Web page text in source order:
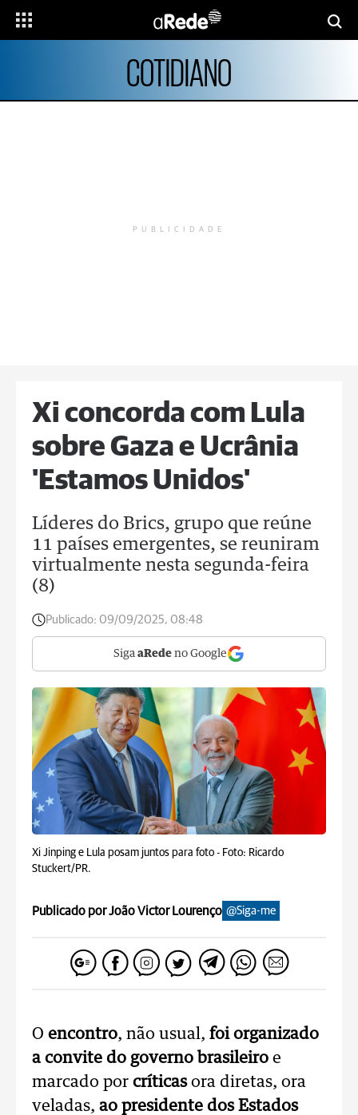
COTIDIANO
PUBLICIDADE
Xi concorda com Lula
sobre Gaza e Ucrânia
'Estamos Unidos'
Líderes do Brics, grupo que reúne
11 países emergentes, se reuniram
virtualmente nesta segunda-feira
(8)
Publicado: 09/09/2025, 08:48
Siga aRede no Google
Xi Jinping e Lula posam juntos para foto - Foto: Ricardo
Stuckert/PR.
Publicado por João Victor Lourenço @Siga-me
O encontro, não usual, foi organizado
a convite do governo brasileiro e
marcado por críticasora diretas, ora
veladas, ao presidente dos Estados